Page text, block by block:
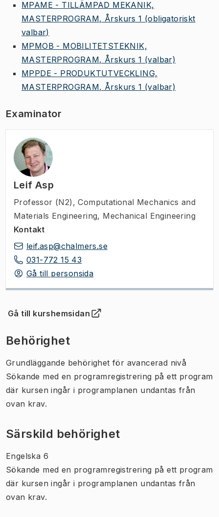
MPAME - TILLÄMPAD MEKANIK,
MASTERPROGRAM, Årskurs 1 (obligatoriskt
valbar)
MPMOB - MOBILITETSTEKNIK,
MASTERPROGRAM, Årskurs 1 (valbar)
MPPDE - PRODUKTUTVECKLING,
MASTERPROGRAM, Årskurs 1 (valbar)
Examinator
Leif Asp
Professor (N2) , Computational Mechanics and
Materials Engineering, Mechanical Engineering
Kontakt
leif.asp@chalmers.se
031-772 15 43
Gå till personsida
Gå till kurshemsidan
(Öppnas i ny flik)
Behörighet
Grundläggande behörighet för avancerad nivå
Sökande med en programregistrering på ett program
där kursen ingår i programplanen undantas från
ovan krav.
Särskild behörighet
Engelska 6
Sökande med en programregistrering på ett program
där kursen ingår i programplanen undantas från
ovan krav.